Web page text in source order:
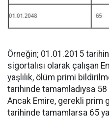
Örneğin; 01.01.2015
sigortalısı olarak çalışan
yaşlılık, ölüm primi
tarihinde tamamladıysa 58
Ancak Emire, gerekli prim
tarihinde tamamlarsa 65